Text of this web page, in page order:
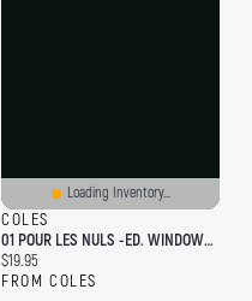
Loading Inventory...
COLES
01 POUR LES NULS -ED. WINDOWS 7 -POCHE
Current price:
$19.95
FROM COLES